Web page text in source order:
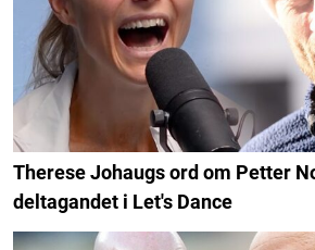
Therese Johaugs ord om Petter
deltagandet i Let's Dance